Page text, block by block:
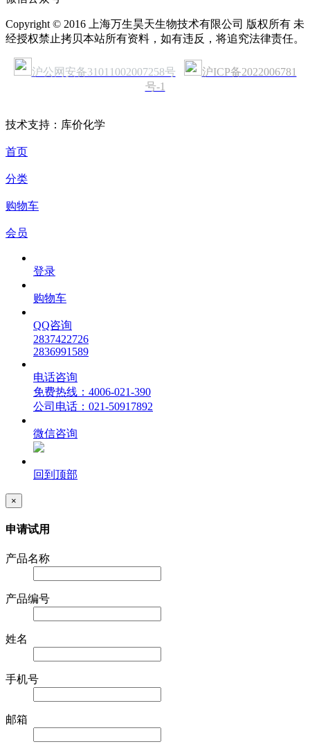
Copyright © 2016 上海万生昊天生物技术有限公司 版权所有 未
经授权禁止拷贝本站所有资料，如有违反，将追究法律责任。
沪公网安备31011002007258号
沪ICP备2022006781
号-1
技术支持：库价化学
首页
分类
购物车
会员
登录
购物车
QQ咨询
2837422726
2836991589
电话咨询
免费热线：4006-021-390
公司电话：021-50917892
微信咨询
回到顶部
×
申请试用
产品名称
产品编号
姓名
手机号
邮箱